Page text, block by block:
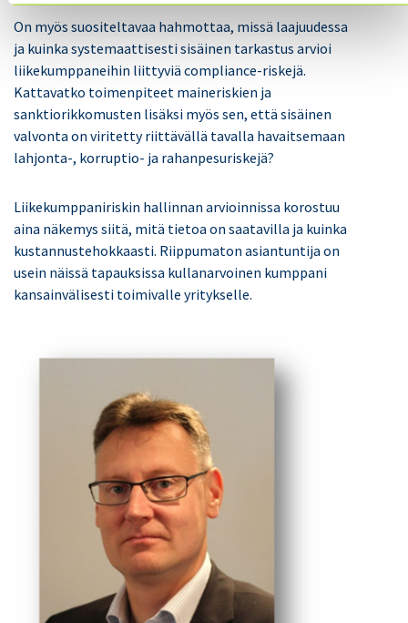
On myös suositeltavaa hahmottaa, missä laajuudessa
ja kuinka systemaattisesti sisäinen tarkastus arvioi
liikekumppaneihin liittyviä compliance-riskejä.
Kattavatko toimenpiteet maineriskien ja
sanktiorikkomusten lisäksi myös sen, että sisäinen
valvonta on viritetty riittävällä tavalla havaitsemaan
lahjonta-, korruptio- ja rahanpesuriskejä?
Liikekumppaniriskin hallinnan arvioinnissa korostuu
aina näkemys siitä, mitä tietoa on saatavilla ja kuinka
kustannustehokkaasti. Riippumaton asiantuntija on
usein näissä tapauksissa kullanarvoinen kumppani
kansainvälisesti toimivalle yritykselle.